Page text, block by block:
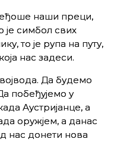
наши преци,
је симбол свих
то је рупа на путу,
нас задеси.
Да будемо
побеђујемо у
Аустријанце, а
оружјем, а данас
нас донети нова